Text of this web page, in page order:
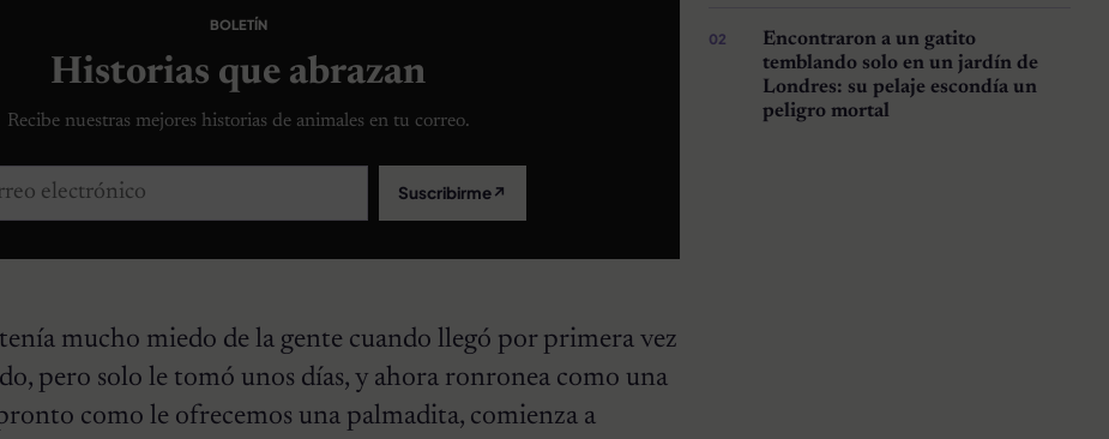
BOLETÍN
Historias que abrazan
Recibe nuestras mejores historias de animales en tu correo.
electrónico Suscribirme↗
mucho miedo de la gente cuando llegó por primera vez
pero solo le tomó unos días, y ahora ronronea como una
como le ofrecemos una palmadita, comienza a
Encontraron a un gatito
temblando solo en un jardín de
Londres: su pelaje escondía un
peligro mortal